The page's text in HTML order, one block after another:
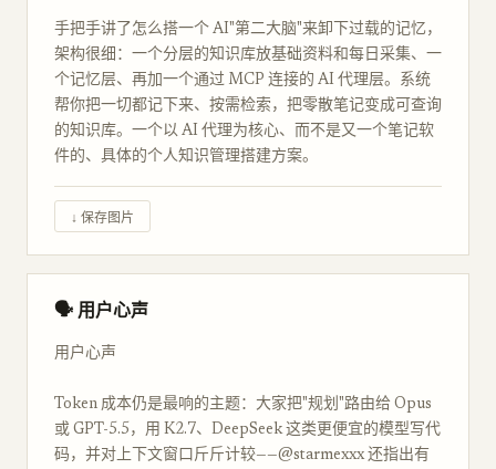
手把手讲了怎么搭一个 AI"第二大脑"来卸下过载的记忆，
架构很细：一个分层的知识库放基础资料和每日采集、一
个记忆层、再加一个通过 MCP 连接的 AI 代理层。系统
帮你把一切都记下来、按需检索，把零散笔记变成可查询
的知识库。一个以 AI 代理为核心、而不是又一个笔记软
件的、具体的个人知识管理搭建方案。
↓ 保存图片
🗣 用户心声
用户心声
Token 成本仍是最响的主题：大家把"规划"路由给 Opus
或 GPT-5.5，用 K2.7、DeepSeek 这类更便宜的模型写代
码，并对上下文窗口斤斤计较——@starmexxx 还指出有